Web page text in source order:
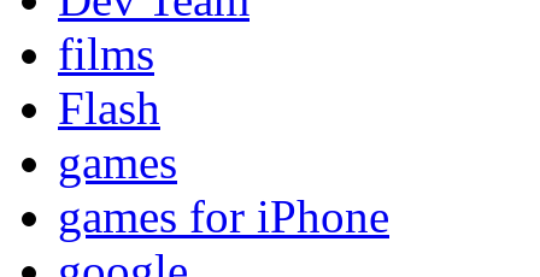
films
Flash
games
games for iPhone